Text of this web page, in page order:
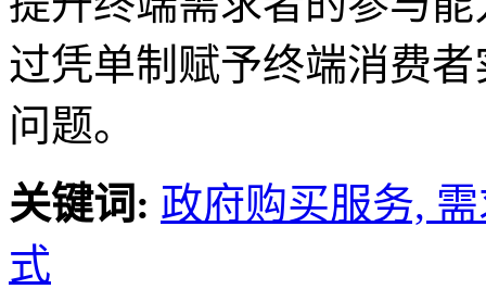
过凭单制赋予终端消费
问题。
关键词: 政府购买服务,
式